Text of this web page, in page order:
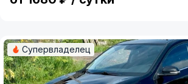
Супервладелец